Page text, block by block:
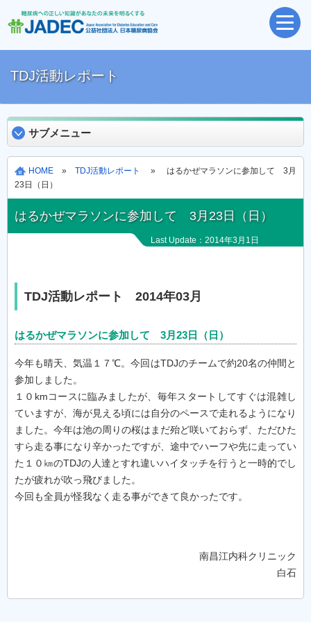
TDJ活動レポート
サブメニュー
HOME »TDJ活動レポート
» はるかぜマラソンに参加して 3月
23日（日）
はるかぜマラソンに参加して 3月23日（日）
Last Update：2014年3月1日
TDJ活動レポート 2014年03月
はるかぜマラソンに参加して 3月23日（日）
今年も晴天、気温１７℃。今回はTDJのチームで約20名の仲間と
参加しました。
１０kmコースに臨みましたが、毎年スタートしてすぐは混雑し
ていますが、海が見える頃には自分のペースで走れるようになり
ました。今年は池の周りの桜はまだ殆ど咲いておらず、ただひた
すら走る事になり辛かったですが、途中でハーフや先に走ってい
た１０㎞のTDJの人達とすれ違いハイタッチを行うと一時的でし
たが疲れが吹っ飛びました。
今回も全員が怪我なく走る事ができて良かったです。
南昌江内科クリニック
白石